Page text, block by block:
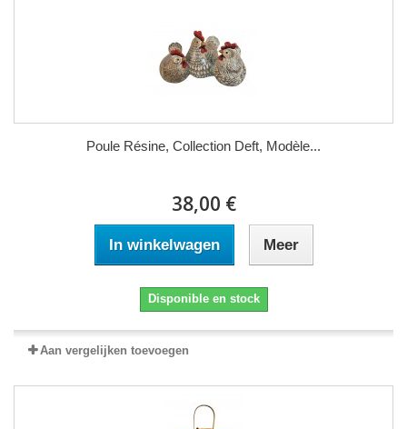
Poule Résine, Collection Deft, Modèle...
38,00 €
In winkelwagen Meer
Disponible en stock
Aan vergelijken toevoegen